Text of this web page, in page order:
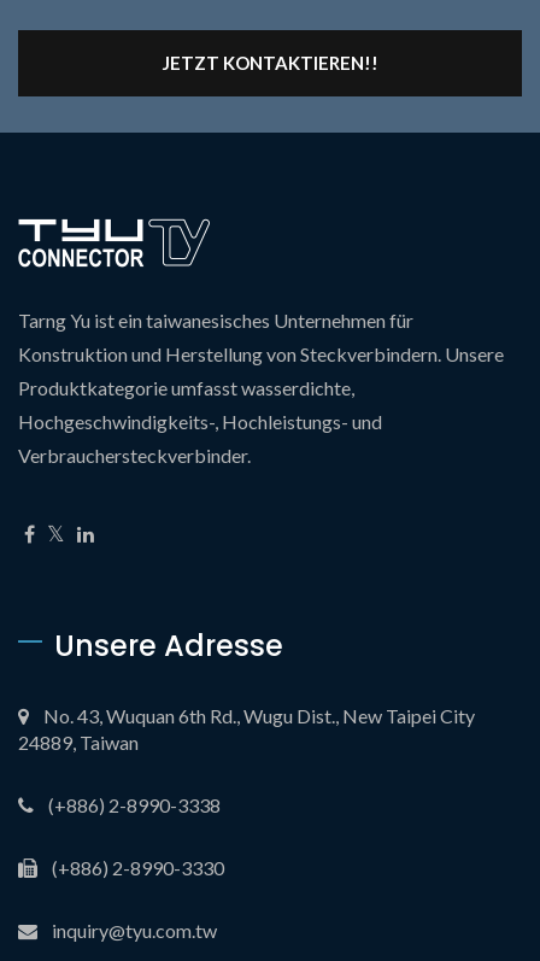
JETZT KONTAKTIEREN!!
Tarng Yu ist ein taiwanesisches Unternehmen für
Konstruktion und Herstellung von Steckverbindern. Unsere
Produktkategorie umfasst wasserdichte,
Hochgeschwindigkeits-, Hochleistungs- und
Verbrauchersteckverbinder.
Unsere Adresse
No. 43, Wuquan 6th Rd., Wugu Dist., New Taipei City
24889, Taiwan
(+886) 2-8990-3338
(+886) 2-8990-3330
inquiry@tyu.com.tw